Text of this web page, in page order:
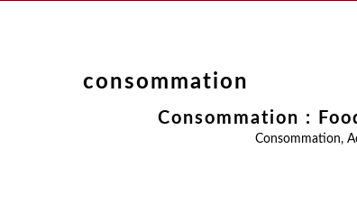
consommation
Consommation :
Consommation,